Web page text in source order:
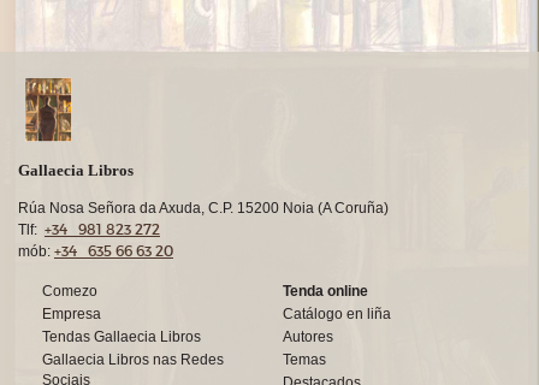
Gallaecia Libros
Rúa Nosa Señora da Axuda, C.P. 15200 Noia (A Coruña)
Tlf: +34 981 823 272
mób: +34 635 66 63 20
Comezo
Empresa
Tendas Gallaecia Libros
Gallaecia Libros nas Redes
Tenda online
Catálogo en liña
Autores
Temas